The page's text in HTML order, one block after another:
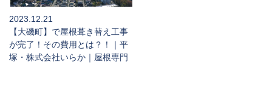
2023.12.21
【大磯町】で屋根葺き替え工事
が完了！その費用とは？！｜平
塚・株式会社いらか｜屋根専門